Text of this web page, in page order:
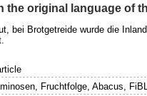
the original language of
bei Brotgetreide wurde die
Fruchtfolge, Abacus,